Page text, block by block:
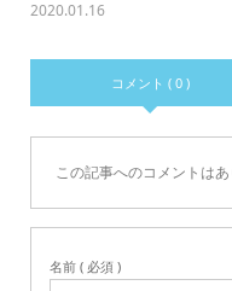
2020.01.16
コメント ( 0 )
この記事へのコメントはあ
名前 ( 必須 )